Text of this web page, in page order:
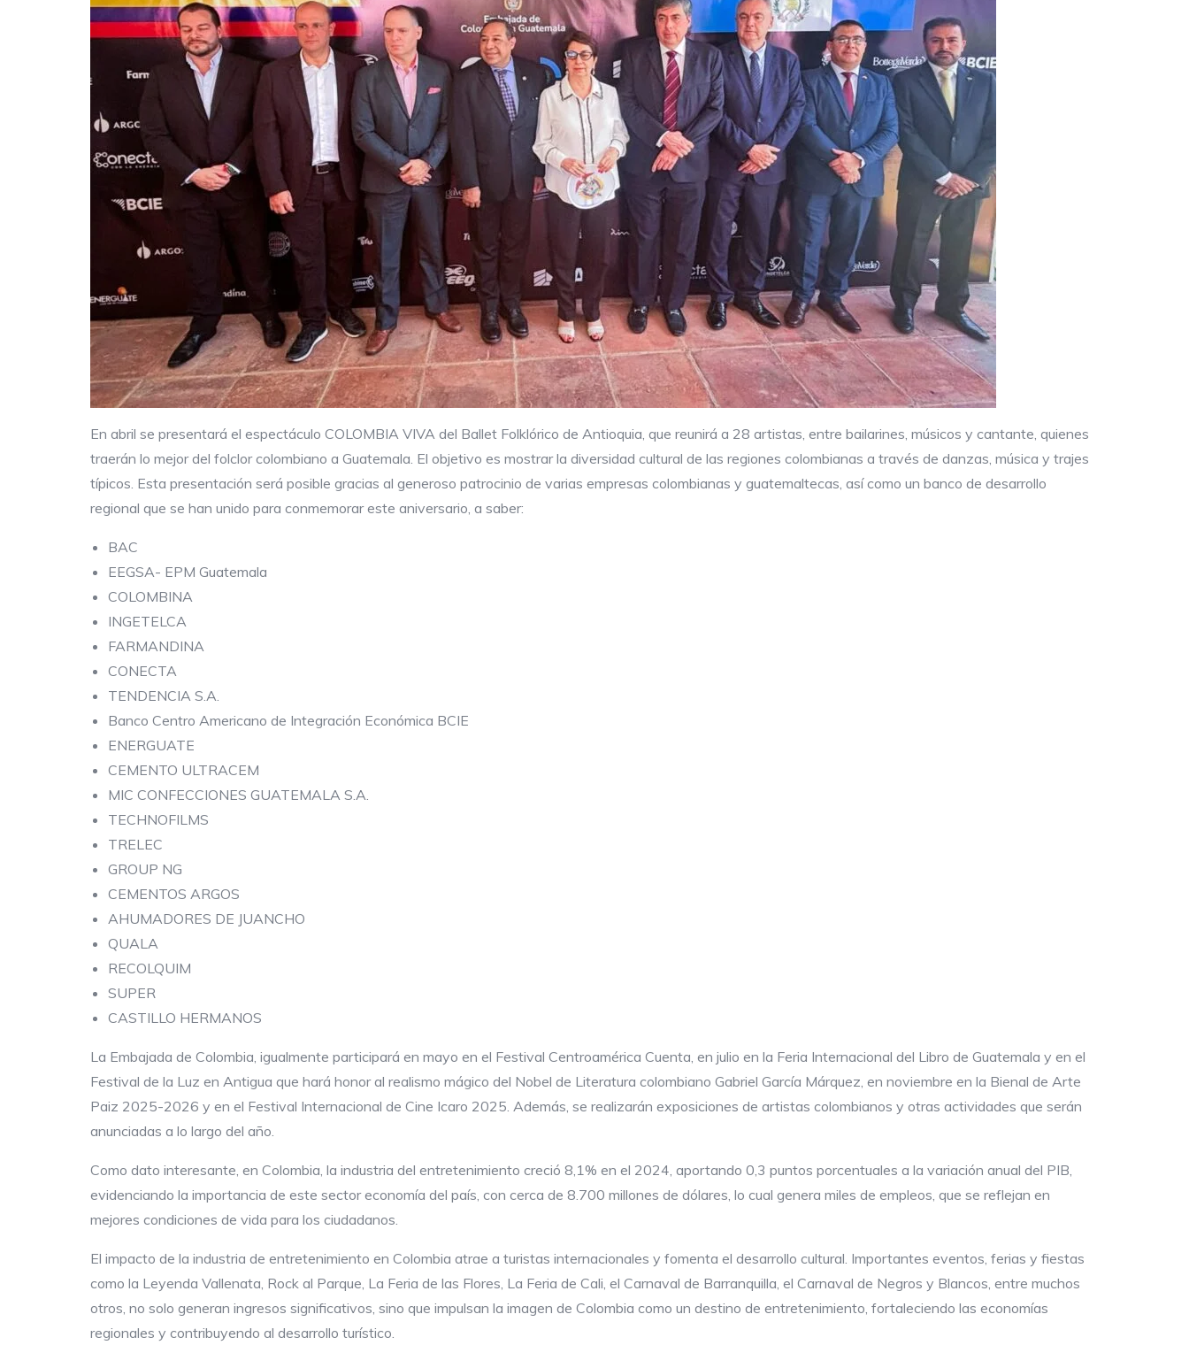
En abril se presentará el espectáculo COLOMBIA VIVA del Ballet Folklórico de Antioquia, que reunirá a 28 artistas, entre bailarines, músicos y cantante, quienes
traerán lo mejor del folclor colombiano a Guatemala. El objetivo es mostrar la diversidad cultural de las regiones colombianas a través de danzas, música y trajes
típicos. Esta presentación será posible gracias al generoso patrocinio de varias empresas colombianas y guatemaltecas, así como un banco de desarrollo
regional que se han unido para conmemorar este aniversario, a saber:
BAC
EEGSA- EPM Guatemala
COLOMBINA
INGETELCA
FARMANDINA
CONECTA
TENDENCIA S.A.
Banco Centro Americano de Integración Económica BCIE
ENERGUATE
CEMENTO ULTRACEM
MIC CONFECCIONES GUATEMALA S.A.
TECHNOFILMS
TRELEC
GROUP NG
CEMENTOS ARGOS
AHUMADORES DE JUANCHO
QUALA
RECOLQUIM
SUPER
CASTILLO HERMANOS
La Embajada de Colombia, igualmente participará en mayo en el Festival Centroamérica Cuenta, en julio en la Feria Internacional del Libro de Guatemala y en el
Festival de la Luz en Antigua que hará honor al realismo mágico del Nobel de Literatura colombiano Gabriel García Márquez, en noviembre en la Bienal de Arte
Paiz 2025-2026 y en el Festival Internacional de Cine Icaro 2025. Además, se realizarán exposiciones de artistas colombianos y otras actividades que serán
anunciadas a lo largo del año.
Como dato interesante, en Colombia, la industria del entretenimiento creció 8,1% en el 2024, aportando 0,3 puntos porcentuales a la variación anual del PIB,
evidenciando la importancia de este sector economía del país, con cerca de 8.700 millones de dólares, lo cual genera miles de empleos, que se reflejan en
mejores condiciones de vida para los ciudadanos.
El impacto de la industria de entretenimiento en Colombia atrae a turistas internacionales y fomenta el desarrollo cultural. Importantes eventos, ferias y fiestas
como la Leyenda Vallenata, Rock al Parque, La Feria de las Flores, La Feria de Cali, el Carnaval de Barranquilla, el Carnaval de Negros y Blancos, entre muchos
otros, no solo generan ingresos significativos, sino que impulsan la imagen de Colombia como un destino de entretenimiento, fortaleciendo las economías
regionales y contribuyendo al desarrollo turístico.